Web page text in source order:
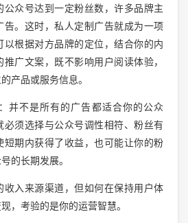
公众号达到一定粉丝数，许多品牌主
告。这时，私人定制广告就成为一项
以根据对方品牌的定位，结合你的内
广文案，既不影响用户阅读体验，
产品或服务信息。
并不是所有的广告都适合你的公众
必须选择与公众号调性相符、粉丝有
短期内获得了收益，也可能让你的粉
的长期发展。
收入来源渠道，但如何在保持用户体
，考验的是你的运营智慧。